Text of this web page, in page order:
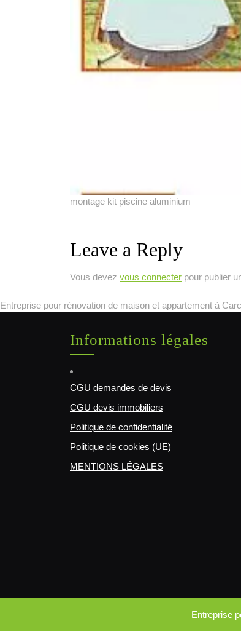
montage kit piscine aluminium
Leave a Reply
Vous devez vous connecter pour publier
Entreprise pour rénovation de maison et appartement à
Informations légales
CGU demandes de devis
CGU devis immobiliers
Politique de confidentialité
Politique de cookies (UE)
MENTIONS LÉGALES
Entreprise